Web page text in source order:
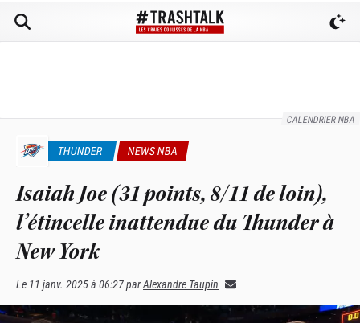
CALENDRIER NBA
THUNDER NEWS NBA
Isaiah Joe (31 points, 8/11 de loin),
l’étincelle inattendue du Thunder à
New York
Le 11 janv. 2025 à 06:27parAlexandre Taupin